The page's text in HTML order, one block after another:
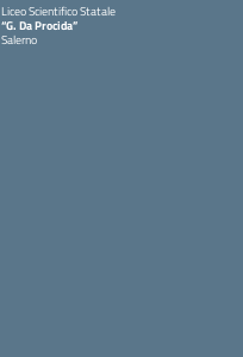
Liceo Scientifico Statale
“G. Da Procida”
Salerno